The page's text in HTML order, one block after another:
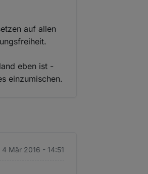
auf allen
eben ist -
einzumischen.
4 Mär 2016 - 14:51